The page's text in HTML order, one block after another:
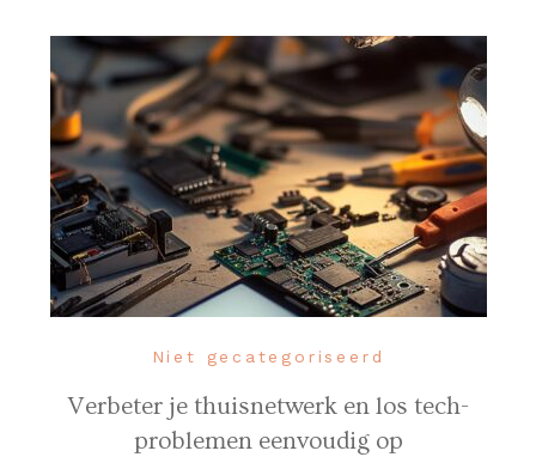
Niet gecategoriseerd
Verbeter je thuisnetwerk en los tech-
problemen eenvoudig op